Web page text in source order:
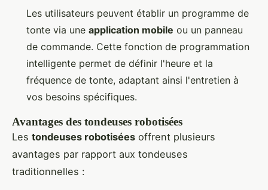
Les utilisateurs peuvent établir un programme de
tonte via une application mobile ou un panneau
de commande. Cette fonction de programmation
intelligente permet de définir l'heure et la
fréquence de tonte, adaptant ainsi l'entretien à
vos besoins spécifiques.
Avantages des tondeuses robotisées
Les tondeuses robotisées offrent plusieurs
avantages par rapport aux tondeuses
traditionnelles :